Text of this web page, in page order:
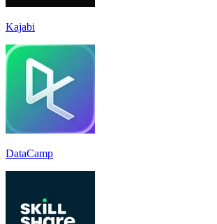
Kajabi
DataCamp